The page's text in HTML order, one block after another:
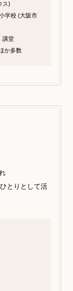
ス)
学校 (大阪市
講堂
か多数
とりとして活